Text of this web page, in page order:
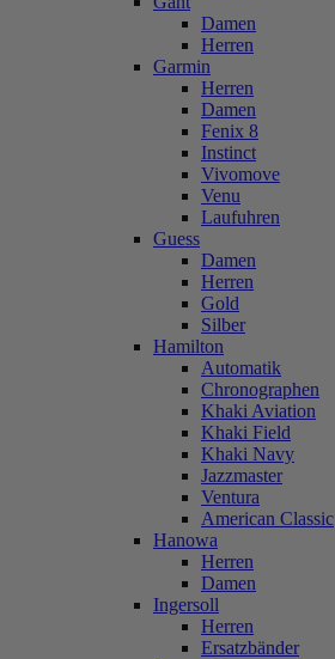
Damen
Herren
Garmin
Herren
Damen
Fenix 8
Instinct
Vivomove
Venu
Laufuhren
Guess
Damen
Herren
Gold
Silber
Hamilton
Automatik
Chronographen
Khaki Aviation
Khaki Field
Khaki Navy
Jazzmaster
Ventura
American Classic
Hanowa
Herren
Damen
Ingersoll
Herren
Ersatzbänder